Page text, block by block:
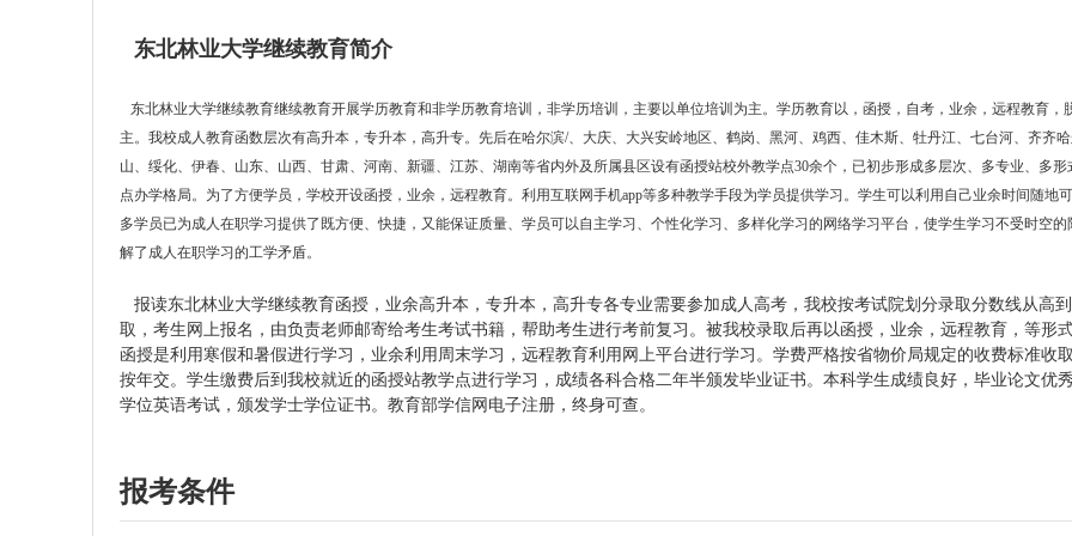
东北林业大学继续教育简介
东北林业大学继续教育继续教育开展学历教育和非学历教育培训，非学历培训，主要以单位培训为主。学历教育以，函授，自考，业余，远程教育，
主。我校成人教育函数层次有高升本，专升本，高升专。先后在哈尔滨/、大庆、大兴安岭地区、鹤岗、黑河、鸡西、佳木斯、牡丹江、七台河、齐齐
山、绥化、伊春、山东、山西、甘肃、河南、新疆、江苏、湖南等省内外及所属县区设有函授站校外教学点30余个，已初步形成多层次、多专业、多形
点办学格局。为了方便学员，学校开设函授，业余，远程教育。利用互联网手机app等多种教学手段为学员提供学习。学生可以利用自己业余时间随地
多学员已为成人在职学习提供了既方便、快捷，又能保证质量、学员可以自主学习、个性化学习、多样化学习的网络学习平台，使学生学习不受时空的
解了成人在职学习的工学矛盾。
报读东北林业大学继续教育函授，业余高升本，专升本，高升专各专业需要参加成人高考，我校按考试院划分录取分数线从高
取，考生网上报名，由负责老师邮寄给考生考试书籍，帮助考生进行考前复习。被我校录取后再以函授，业余，远程教育，等形
函授是利用寒假和暑假进行学习，业余利用周末学习，远程教育利用网上平台进行学习。学费严格按省物价局规定的收费标准收
按年交。学生缴费后到我校就近的函授站教学点进行学习，成绩各科合格二年半颁发毕业证书。本科学生成绩良好，毕业论文优
学位英语考试，颁发学士学位证书。教育部学信网电子注册，终身可查。
报考条件